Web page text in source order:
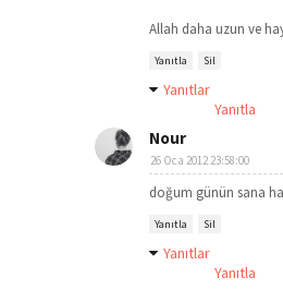
Allah daha uzun ve
Yanıtla Sil
Yanıtlar
Yanıtla
Nour
26 Oca 2012 23:58:00
doğum günün sana
Yanıtla Sil
Yanıtlar
Yanıtla